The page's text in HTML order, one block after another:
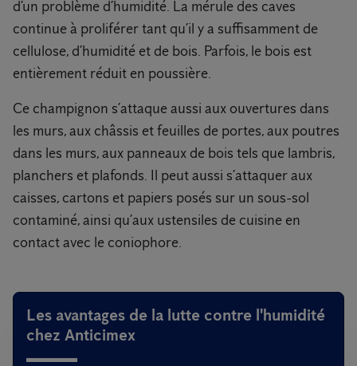
d’un problème d’humidité. La mérule des caves
continue à proliférer tant qu’il y a suffisamment de
cellulose, d’humidité et de bois. Parfois, le bois est
entièrement réduit en poussière.
Ce champignon s’attaque aussi aux ouvertures dans
les murs, aux châssis et feuilles de portes, aux poutres
dans les murs, aux panneaux de bois tels que lambris,
planchers et plafonds. Il peut aussi s’attaquer aux
caisses, cartons et papiers posés sur un sous-sol
contaminé, ainsi qu’aux ustensiles de cuisine en
contact avec le coniophore.
Les avantages de la lutte contre l'humidité
chez Anticimex